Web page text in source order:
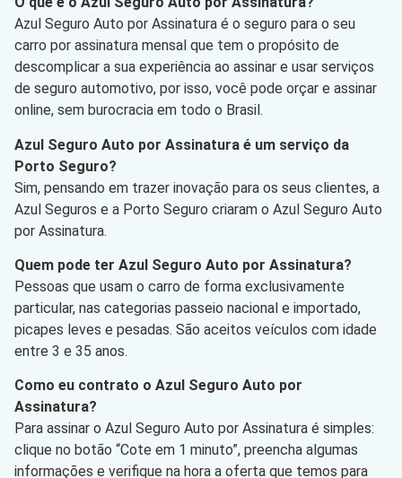
Azul Seguro Auto por Assinatura é o seguro para o seu
carro por assinatura mensal que tem o propósito de
descomplicar a sua experiência ao assinar e usar serviços
de seguro automotivo, por isso, você pode orçar e assinar
online, sem burocracia em todo o Brasil.
Azul Seguro Auto por Assinatura é um serviço da
Porto Seguro?
Sim, pensando em trazer inovação para os seus clientes, a
Azul Seguros e a Porto Seguro criaram o Azul Seguro Auto
por Assinatura.
Quem pode ter Azul Seguro Auto por Assinatura?
Pessoas que usam o carro de forma exclusivamente
particular, nas categorias passeio nacional e importado,
picapes leves e pesadas. São aceitos veículos com idade
entre 3 e 35 anos.
Como eu contrato o Azul Seguro Auto por
Assinatura?
Para assinar o Azul Seguro Auto por Assinatura é simples:
clique no botão “Cote em 1 minuto”, preencha algumas
informações e verifique na hora a oferta que temos para